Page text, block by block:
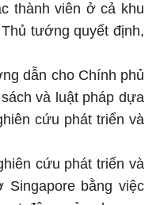
thành viên ở cả khu
tướng quyết định,
dẫn cho Chính phủ
và luật pháp dựa
cứu phát triển và
cứu phát triển và
bằng việc